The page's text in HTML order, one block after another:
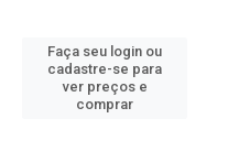
Faça seu login ou
cadastre-se para
ver preços e
comprar